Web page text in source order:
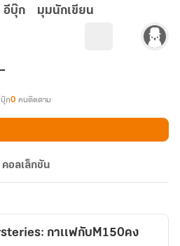
อีบุ๊ก มุมนักเขียน
ก0 คนติดตาม
คอลเล็กชัน
กาเเฟกับM150คง